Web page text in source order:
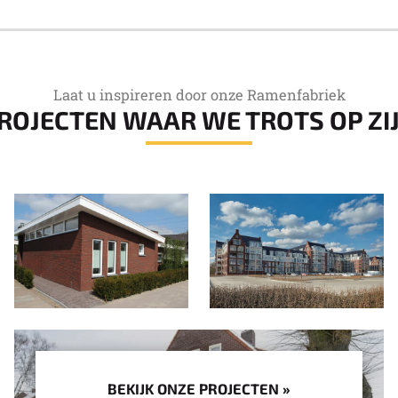
Laat u inspireren door onze Ramenfabriek
WAAR WE TROTS OP
BEKIJK ONZE PROJECTEN »